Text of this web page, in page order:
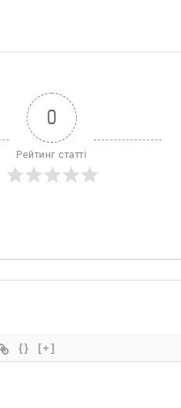
0
Рейтинг статті
{} [+]